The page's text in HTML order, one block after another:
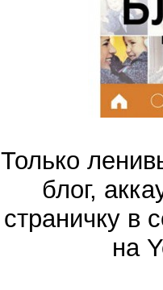
Только
блог,
страничку в
на